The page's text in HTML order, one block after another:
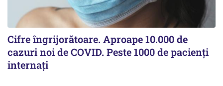
Cifre îngrijorătoare. Aproape 10.000 de
cazuri noi de COVID. Peste 1000 de pacienți
internați